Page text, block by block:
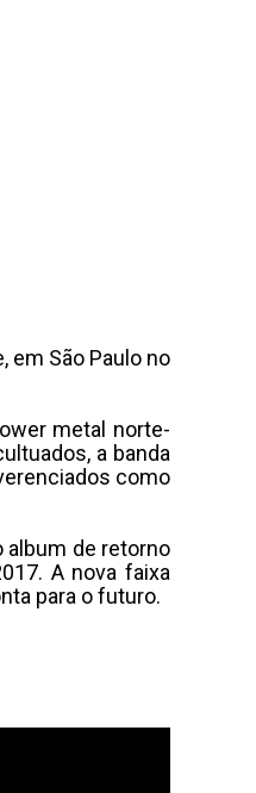
em São Paulo no
metal norte-
a banda
como
album de retorno
A nova faixa
para o futuro.